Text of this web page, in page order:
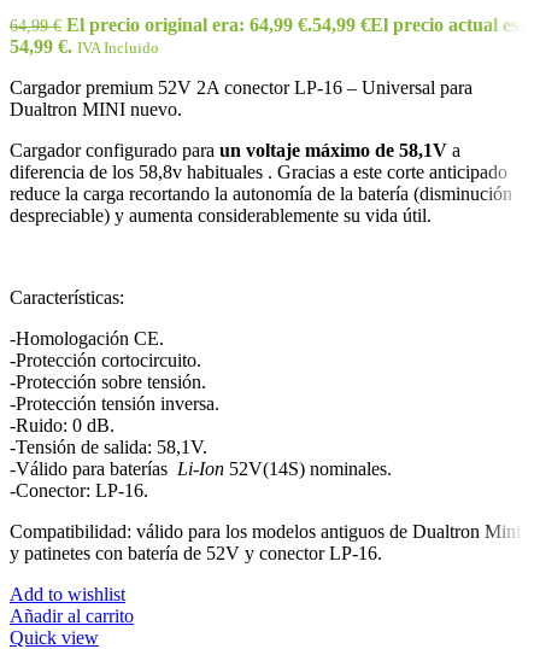
64,99€ El precio original era: 64,99 €.54,99 €El precio actual es:
54,99 €. IVA Incluido
Cargador premium 52V 2A conector LP-16 – Universal para
Dualtron MINI nuevo.
Cargador configurado para un voltaje máximo de 58,1V a
diferencia de los 58,8v habituales . Gracias a este corte anticipado
reduce la carga recortando la autonomía de la batería (disminución
despreciable) y aumenta considerablemente su vida útil.
Características:
-Homologación CE.
-Protección cortocircuito.
-Protección sobre tensión.
-Protección tensión inversa.
-Ruido: 0 dB.
-Tensión de salida: 58,1V.
-Válido para baterías Li-Ion 52V(14S) nominales.
-Conector: LP-16.
Compatibilidad: válido para los modelos antiguos de Dualtron Mini
y patinetes con batería de 52V y conector LP-16.
Add to wishlist
Añadir al carrito
Quick view